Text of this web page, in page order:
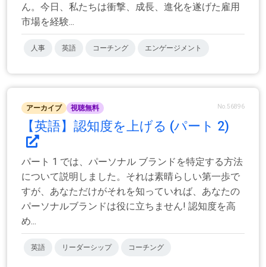
ん。今日、私たちは衝撃、成長、進化を遂げた雇用
市場を経験...
人事 英語 コーチング エンゲージメント
アーカイブ 視聴無料 No.56896
【英語】認知度を上げる (パート 2)
パート 1 では、パーソナル ブランドを特定する方法
について説明しました。それは素晴らしい第一歩で
すが、あなただけがそれを知っていれば、あなたの
パーソナルブランドは役に立ちません! 認知度を高
め...
英語 リーダーシップ コーチング